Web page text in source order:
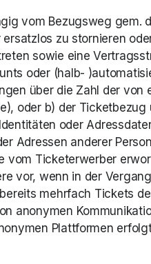
vom Bezugsweg
zu stornieren
sowie eine
oder (halb-
über die Zahl der
oder b) der
oder
Adressen anderer
vom Ticketerwerber
vor, wenn in der
mehrfach Tickets
anonymen
Plattformen